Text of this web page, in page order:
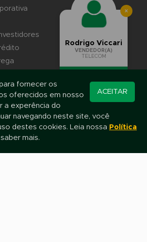
×
Rodrigo Viccari
VENDEDOR(A)
TELECOM
Converse pelo
WhatsApp
ACEITAR
fornecer os
oferecidos em nosso
a experência do
navegando neste site, você
destes cookies. Leia nossa Política
mais.